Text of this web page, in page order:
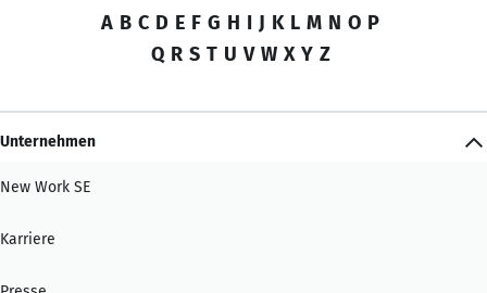
A B C D E F G H I J K L M N O P
Q R S T U V W X Y Z
Unternehmen
New Work SE
Karriere